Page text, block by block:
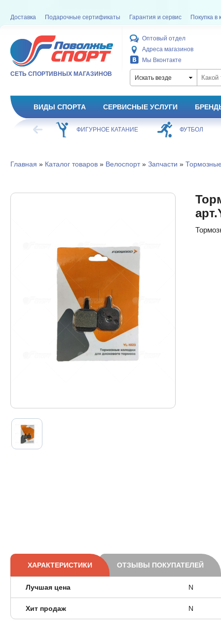
Доставка Подарочные сертификаты Гарантия и сервис Покупка в
СЕТЬ СПОРТИВНЫХ МАГАЗИНОВ
Оптовый отдел
Адреса магазинов
Мы Вконтакте
Искать везде
ВИДЫ СПОРТА СЕРВИСНЫЕ УСЛУГИ
ХОККЕЙ ФИГУРНОЕ КАТАНИЕ ФУТБОЛ
Главная » Каталог товаров» Велоспорт» Запчасти »
ХАРАКТЕРИСТИКИ ОТЗЫВЫ ПОКУПАТЕЛЕЙ
Лучшая цена N
Хит продаж N